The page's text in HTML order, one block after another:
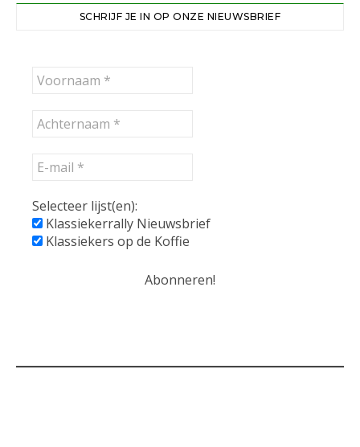
SCHRIJF JE IN OP ONZE NIEUWSBRIEF
Selecteer lijst(en):
Klassiekerrally Nieuwsbrief
Klassiekers op de Koffie